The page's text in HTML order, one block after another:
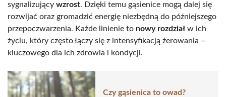
sygnalizujący wzrost. Dzięki temu gąsienice mogą dalej się
rozwijać oraz gromadzić energię niezbędną do późniejszego
przepoczwarzenia. Każde linienie to nowy rozdział w ich
życiu, który często łączy się z intensyfikacją żerowania –
kluczowego dla ich zdrowia i kondycji.
Czy gąsienica to owad?